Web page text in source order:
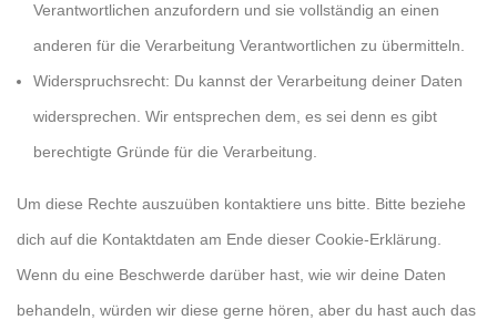
Verantwortlichen anzufordern und sie vollständig an einen
anderen für die Verarbeitung Verantwortlichen zu übermitteln.
Widerspruchsrecht: Du kannst der Verarbeitung deiner Daten
widersprechen. Wir entsprechen dem, es sei denn es gibt
berechtigte Gründe für die Verarbeitung.
Um diese Rechte auszuüben kontaktiere uns bitte. Bitte beziehe
dich auf die Kontaktdaten am Ende dieser Cookie-Erklärung.
Wenn du eine Beschwerde darüber hast, wie wir deine Daten
behandeln, würden wir diese gerne hören, aber du hast auch das